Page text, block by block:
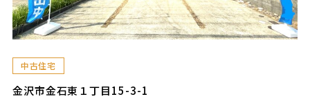
中古住宅
金沢市金石東１丁目15-3-1